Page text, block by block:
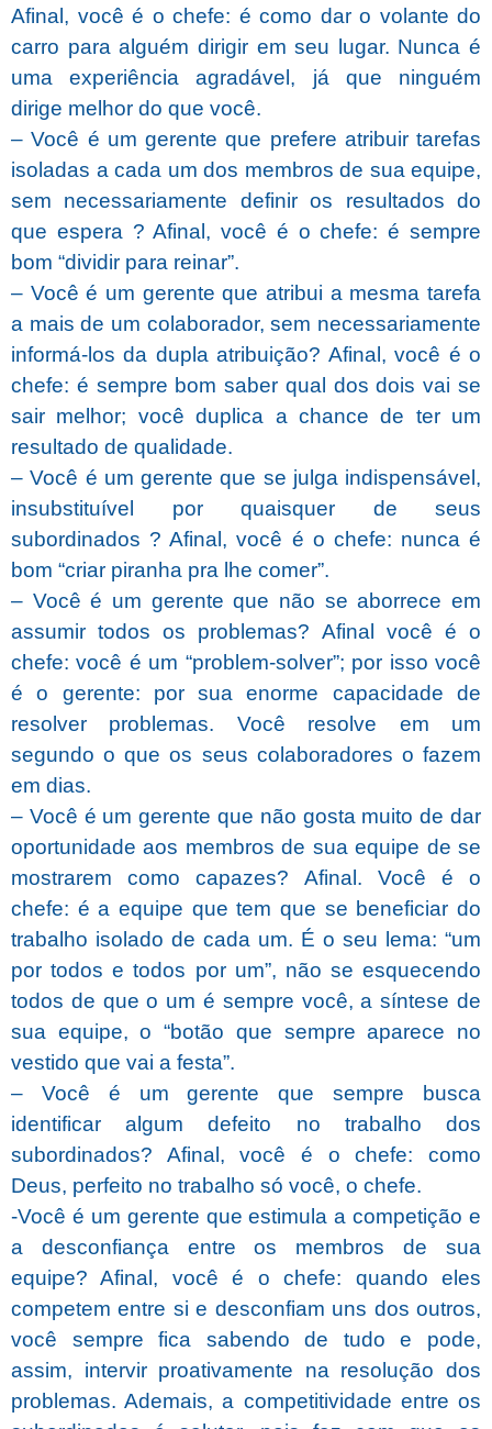
Afinal, você é o chefe: é como dar o volante do
carro para alguém dirigir em seu lugar. Nunca é
uma experiência agradável, já que ninguém
dirige melhor do que você.
– Você é um gerente que prefere atribuir tarefas
isoladas a cada um dos membros de sua equipe,
sem necessariamente definir os resultados do
que espera ?Afinal, você é o chefe: é sempre
bom “dividir para reinar”.
– Você é um gerente que atribui a mesma tarefa
a mais de um colaborador, sem necessariamente
informá-los da dupla atribuição? Afinal, você é o
chefe: é sempre bom saber qual dos dois vai se
sair melhor; você duplica a chance de ter um
resultado de qualidade.
– Você é um gerente que se julga indispensável,
insubstituível por quaisquer de seus
subordinados ?Afinal, você é o chefe: nunca é
bom “criar piranha pra lhe comer”.
– Você é um gerente que não se aborrece em
assumir todos os problemas? Afinal você é o
chefe: você é um “problem-solver”; por isso você
é o gerente: por sua enorme capacidade de
resolver problemas. Você resolve em um
segundo o que os seus colaboradores o fazem
em dias.
– Você é um gerente que não gosta muito de dar
oportunidade aos membros de sua equipe de se
mostrarem como capazes? Afinal. Você é o
chefe: é a equipe que tem que se beneficiar do
trabalho isolado de cada um. É o seu lema: “um
por todos e todos por um”, não se esquecendo
todos de que o um é sempre você, a síntese de
sua equipe, o “botão que sempre aparece no
vestido que vai a festa”.
– Você é um gerente que sempre busca
identificar algum defeito no trabalho dos
subordinados? Afinal, você é o chefe: como
Deus, perfeito no trabalho só você, o chefe.
-Você é um gerente que estimula a competição e
a desconfiança entre os membros de sua
equipe? Afinal, você é o chefe: quando eles
competem entre si e desconfiam uns dos outros,
você sempre fica sabendo de tudo e pode,
assim, intervir proativamente na resolução dos
problemas. Ademais, a competitividade entre os